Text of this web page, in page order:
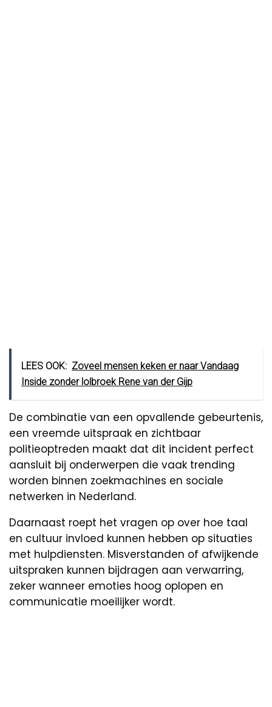
LEES OOK: Zoveel mensen keken er naar Vandaag
Inside zonder lolbroek Rene van der Gijp
De combinatie van een opvallende gebeurtenis,
een vreemde uitspraak en zichtbaar
politieoptreden maakt dat dit incident perfect
aansluit bij onderwerpen die vaak trending
worden binnen zoekmachines en sociale
netwerken in Nederland.
Daarnaast roept het vragen op over hoe taal
en cultuur invloed kunnen hebben op situaties
met hulpdiensten. Misverstanden of afwijkende
uitspraken kunnen bijdragen aan verwarring,
zeker wanneer emoties hoog oplopen en
communicatie moeilijker wordt.